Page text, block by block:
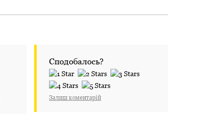
Сподобалось?
Залиш коментарій